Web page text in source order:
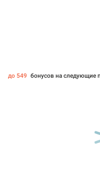
до 549 бонусов на следующие